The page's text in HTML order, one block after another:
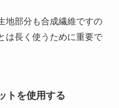
地部分も合成繊維ですの
は長く使うために重要で
トを使用する